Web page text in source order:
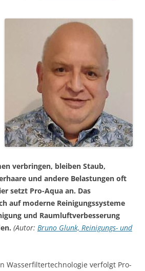
verbringen, bleiben Staub,
und andere Belastungen oft
setzt Pro-Aqua an. Das
auf moderne Reinigungssysteme
und Raumluftverbesserung
(Autor: Bruno Glunk, Reinigungs- und
Wasserfiltertechnologie verfolgt Pro-